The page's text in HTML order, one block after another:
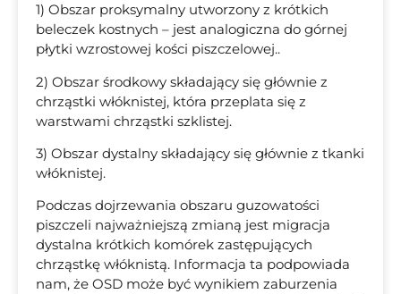
1) Obszar proksymalny utworzony z krótkich
beleczek kostnych – jest analogiczna do górnej
płytki wzrostowej kości piszczelowej..
2) Obszar środkowy składający się głównie z
chrząstki włóknistej, która przeplata się z
warstwami chrząstki szklistej.
3) Obszar dystalny składający się głównie z tkanki
włóknistej.
Podczas dojrzewania obszaru guzowatości
piszczeli najważniejszą zmianą jest migracja
dystalna krótkich komórek zastępujących
chrząstkę włóknistą. Informacja ta podpowiada
nam, że OSD może być wynikiem zaburzenia